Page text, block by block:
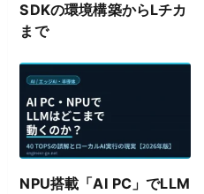
SDKの環境構築からLチカ
まで
NPU搭載「AI PC」でLLM